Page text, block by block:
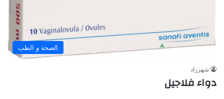
الصحة و الطب
شهرزاد
دواء فلاجيل